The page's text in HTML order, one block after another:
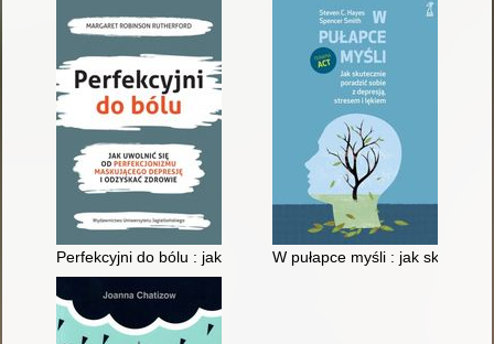
Perfekcyjni do bólu : jak uwolnić się od perfekcjonizmu
W pułapce myśli : jak